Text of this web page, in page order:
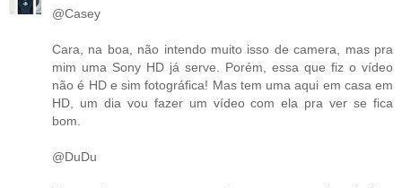
@Casey
Cara, na boa, não intendo muito isso de camera, mas pra
mim uma Sony HD já serve. Porém, essa que fiz o vídeo
não é HD e sim fotográfica! Mas tem uma aqui em casa em
HD, um dia vou fazer um vídeo com ela pra ver se fica
bom.
@DuDu